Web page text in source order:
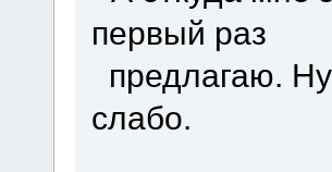
первый раз
предлагаю.
слабо.